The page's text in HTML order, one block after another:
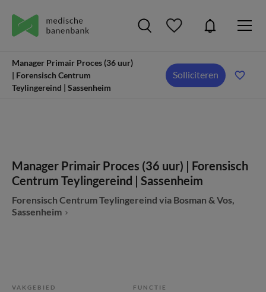
Manager Primair Proces (36 uur)
| Forensisch Centrum
Teylingereind | Sassenheim
Solliciteren
Manager Primair Proces (36 uur) | Forensisch
Centrum Teylingereind | Sassenheim
Forensisch Centrum Teylingereind via Bosman & Vos,
Sassenheim
VAKGEBIED FUNCTIE